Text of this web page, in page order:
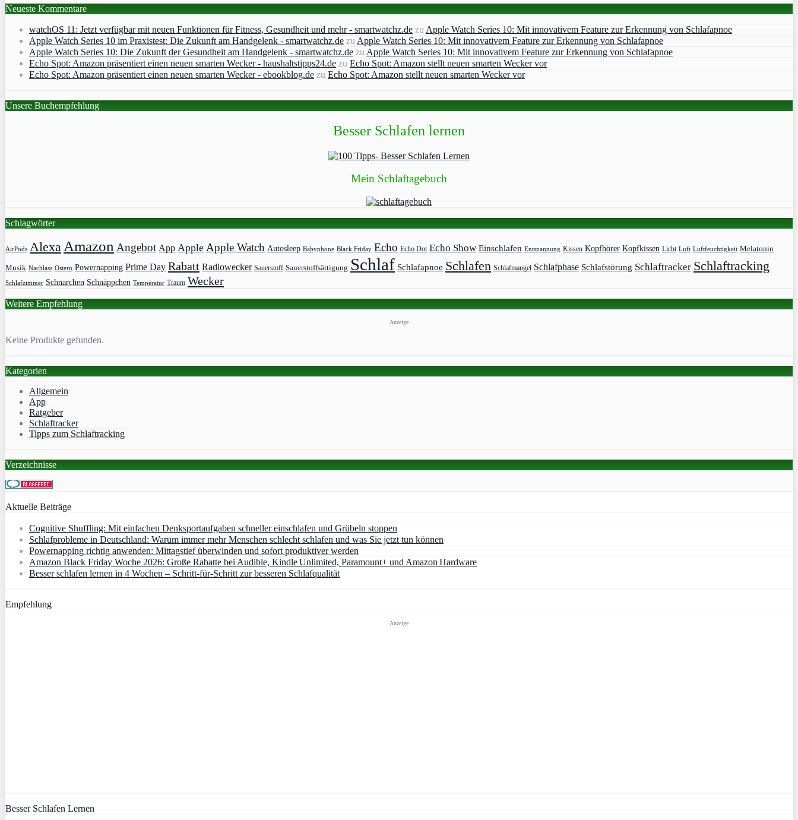
Neueste Kommentare
watchOS 11: Jetzt verfügbar mit neuen Funktionen für Fitness, Gesundheit und mehr - smartwatchz.de zu Apple Watch Series 10: Mit innovativem Feature zur Erkennung von Schlafapnoe
Apple Watch Series 10 im Praxistest: Die Zukunft am Handgelenk - smartwatchz.de zu Apple Watch Series 10: Mit innovativem Feature zur Erkennung von Schlafapnoe
Apple Watch Series 10: Die Zukunft der Gesundheit am Handgelenk - smartwatchz.de zu Apple Watch Series 10: Mit innovativem Feature zur Erkennung von Schlafapnoe
Echo Spot: Amazon präsentiert einen neuen smarten Wecker - haushaltstipps24.de zu Echo Spot: Amazon stellt neuen smarten Wecker vor
Echo Spot: Amazon präsentiert einen neuen smarten Wecker - ebookblog.de zu Echo Spot: Amazon stellt neuen smarten Wecker vor
Unsere Buchempfehlung
Besser Schlafen lernen
Mein Schlaftagebuch
Schlagwörter
AirPods Alexa Amazon Angebot App Apple Apple Watch Autosleep Babyphone Black Friday Echo Echo Dot Echo Show Einschlafen Entspannung Kissen Kopfhörer Kopfkissen Licht Luft Luftfeuchtigkeit Melatonin
Musik Nachlass Ostern Powernapping Prime Day Rabatt Radiowecker Sauerstoff Sauerstoffsättigung Schlaf Schlafapnoe Schlafen Schlafmangel Schlafphase Schlafstörung Schlaftracker Schlaftracking
Schlafzimmer Schnarchen Schnäppchen Temperatur Traum Wecker
Weitere Empfehlung
Anzeige
Keine Produkte gefunden.
Kategorien
Allgemein
App
Ratgeber
Schlaftracker
Tipps zum Schlaftracking
Verzeichnisse
Aktuelle Beiträge
Cognitive Shuffling: Mit einfachen Denksportaufgaben schneller einschlafen und Grübeln stoppen
Schlafprobleme in Deutschland: Warum immer mehr Menschen schlecht schlafen und was Sie jetzt tun können
Powernapping richtig anwenden: Mittagstief überwinden und sofort produktiver werden
Amazon Black Friday Woche 2026: Große Rabatte bei Audible, Kindle Unlimited, Paramount+ und Amazon Hardware
Besser schlafen lernen in 4 Wochen – Schritt‑für‑Schritt zur besseren Schlafqualität
Empfehlung
Anzeige
Besser Schlafen Lernen